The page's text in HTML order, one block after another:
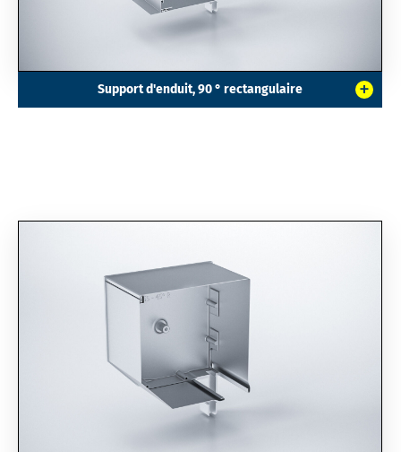
+
Support d'enduit, 90 ° rectangulaire